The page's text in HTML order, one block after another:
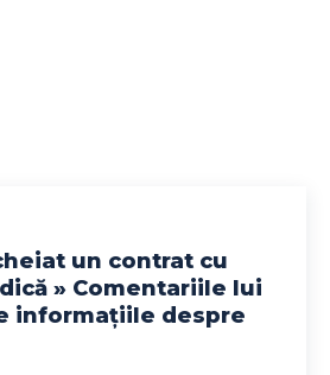
un contrat cu
» Comentariile lui
informațiile despre